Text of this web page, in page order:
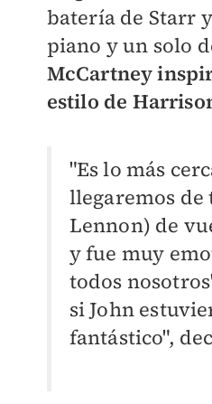
batería de Starr
piano y un solo
McCartney
estilo de
"Es lo más
llegaremos de
Lennon) de
y fue muy
todos
si John
fantástico",